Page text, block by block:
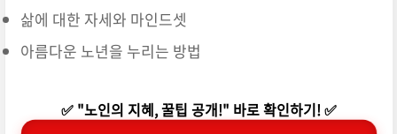
삶에 대한 자세와 마인드셋
아름다운 노년을 누리는 방법
✅ "노인의 지혜, 꿀팁 공개!" 바로 확인하기! ✅